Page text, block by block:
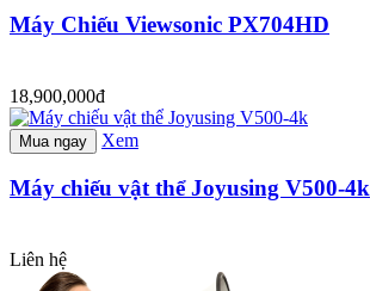
Máy Chiếu Viewsonic PX704HD
18,900,000đ
Mua ngay Xem
Máy chiếu vật thể Joyusing V500-4k
Liên hệ